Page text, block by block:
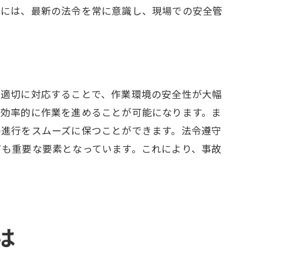
は、最新の法令を常に意識し、現場での安全管
切に対応することで、作業環境の安全性が大幅
率的に作業を進めることが可能になります。ま
行をスムーズに保つことができます。法令遵守
重要な要素となっています。これにより、事故